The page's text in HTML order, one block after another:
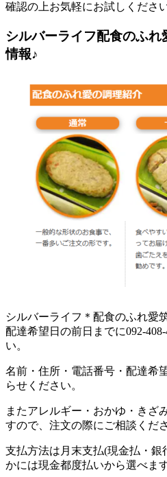
確認の上お気軽にお試しください
シルバーライフ配食のふ
情報♪
シルバーライフ＊配食のふれ愛
配達希望日の前日までに092-
い。
名前・住所・電話番号・配達希
らせください。
またアレルギー・おかゆ・きざ
すので、注文の際にご相談くださ
支払方法は月末支払(現金払・銀
かには現金都度払いから選べます